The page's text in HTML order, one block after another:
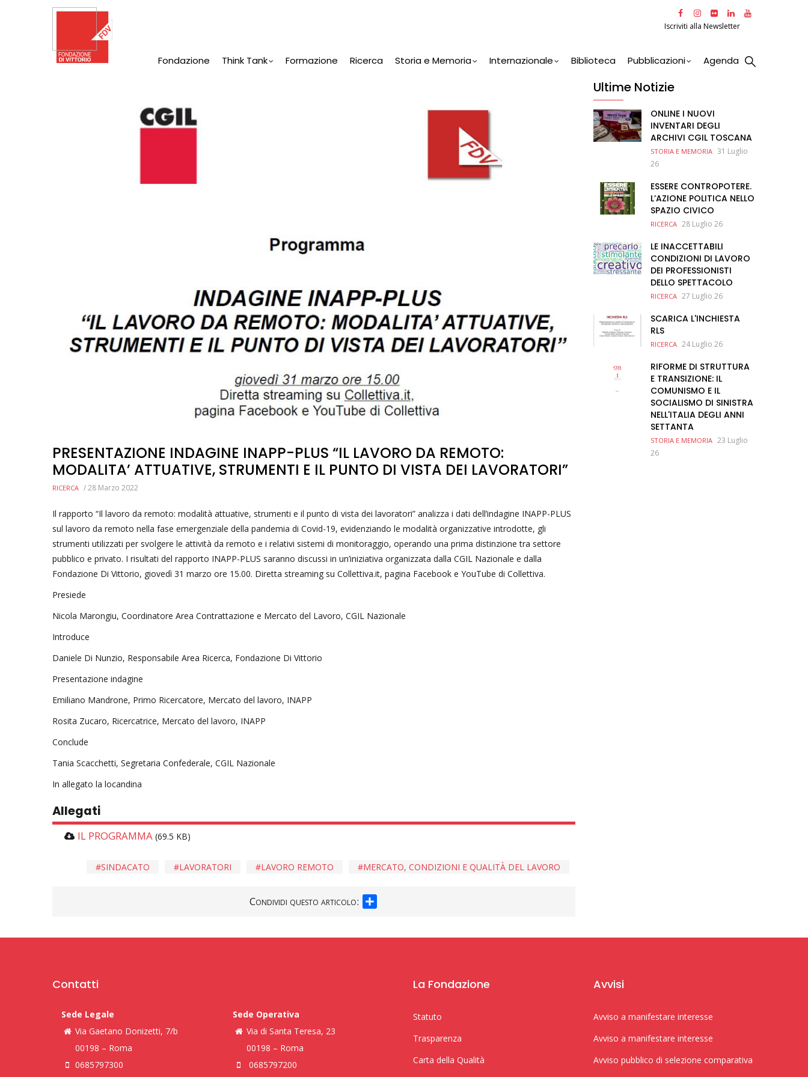
Iscriviti alla Newsletter
Fondazione Think Tank Formazione Ricerca Storia e Memoria Internazionale Biblioteca Pubblicazioni Agenda
PRESENTAZIONE INDAGINE INAPP-PLUS “IL LAVORO DA REMOTO:
MODALITA’ ATTUATIVE, STRUMENTI E IL PUNTO DI VISTA DEI LAVORATORI”
RICERCA /28 Marzo 2022
Il rapporto “Il lavoro da remoto: modalità attuative, strumenti e il punto di vista dei lavoratori” analizza i dati dell’indagine INAPP-PLUS
sul lavoro da remoto nella fase emergenziale della pandemia di Covid-19, evidenziando le modalità organizzative introdotte, gli
strumenti utilizzati per svolgere le attività da remoto e i relativi sistemi di monitoraggio, operando una prima distinzione tra settore
pubblico e privato. I risultati del rapporto INAPP-PLUS saranno discussi in un’iniziativa organizzata dalla CGIL Nazionale e dalla
Fondazione Di Vittorio, giovedì 31 marzo ore 15.00. Diretta streaming su Collettiva.it, pagina Facebook e YouTube di Collettiva.
Presiede
Nicola Marongiu, Coordinatore Area Contrattazione e Mercato del Lavoro, CGIL Nazionale
Introduce
Daniele Di Nunzio, Responsabile Area Ricerca, Fondazione Di Vittorio
Presentazione indagine
Emiliano Mandrone, Primo Ricercatore, Mercato del lavoro, INAPP
Rosita Zucaro, Ricercatrice, Mercato del lavoro, INAPP
Conclude
Tania Scacchetti, Segretaria Confederale, CGIL Nazionale
In allegato la locandina
Allegati
IL PROGRAMMA (69.5 KB)
MERCATO, CONDIZIONI E QUALITÀ DEL LAVORO
LAVORO REMOTO
LAVORATORI
SINDACATO
Condividi questo articolo:
Ultime Notizie
ONLINE I NUOVI
INVENTARI DEGLI
ARCHIVI CGIL TOSCANA
STORIA E MEMORIA 31 Luglio
26
ESSERE CONTROPOTERE.
L’AZIONE POLITICA NELLO
SPAZIO CIVICO
RICERCA 28 Luglio 26
LE INACCETTABILI
CONDIZIONI DI LAVORO
DEI PROFESSIONISTI
DELLO SPETTACOLO
RICERCA 27 Luglio 26
SCARICA L'INCHIESTA
RLS
RICERCA 24 Luglio 26
RIFORME DI STRUTTURA
E TRANSIZIONE: IL
COMUNISMO E IL
SOCIALISMO DI SINISTRA
NELL'ITALIA DEGLI ANNI
SETTANTA
STORIA E MEMORIA 23 Luglio
26
Contatti
Sede Legale
Via Gaetano Donizetti, 7/b
00198 – Roma
0685797300
Sede Operativa
Via di Santa Teresa, 23
00198 – Roma
0685797200
La Fondazione
Statuto
Trasparenza
Carta della Qualità
Avvisi
Avviso a manifestare interesse
Avviso a manifestare interesse
Avviso pubblico di selezione comparativa